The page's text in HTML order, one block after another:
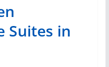
Suites in